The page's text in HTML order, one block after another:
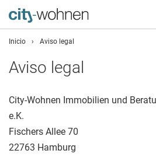
Inicio › Aviso legal
Aviso legal
City-Wohnen Immobilien und
e.K.
Fischers Allee 70
22763 Hamburg